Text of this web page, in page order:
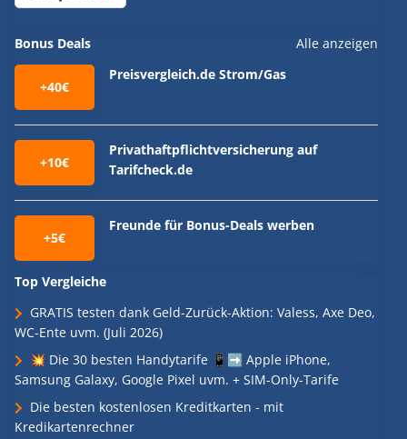
Bonus Deals Alle anzeigen
+40€
Preisvergleich.de Strom/Gas
+10€
Privathaftpflichtversicherung auf
Tarifcheck.de
+5€
Freunde für Bonus-Deals werben
Top Vergleiche
GRATIS testen dank Geld-Zurück-Aktion: Valess, Axe Deo,
WC-Ente uvm. (Juli 2026)
💥 Die 30 besten Handytarife 📱➡️ Apple iPhone,
Samsung Galaxy, Google Pixel uvm. + SIM-Only-Tarife
Die besten kostenlosen Kreditkarten - mit
Kredikartenrechner